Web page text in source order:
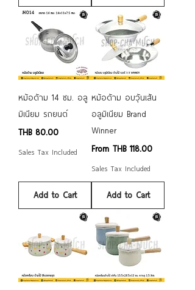
หม้อด้าม 14 ซม. อลู
มิเนียม รถยนต์
Price
THB 80.00
Sales Tax Included
Add to Cart
หม้อด้าม อบวุ้นเส้น
อลูมิเนียม Brand
Winner
From THB 118.00
Sale Price
Sales Tax Included
Add to Cart